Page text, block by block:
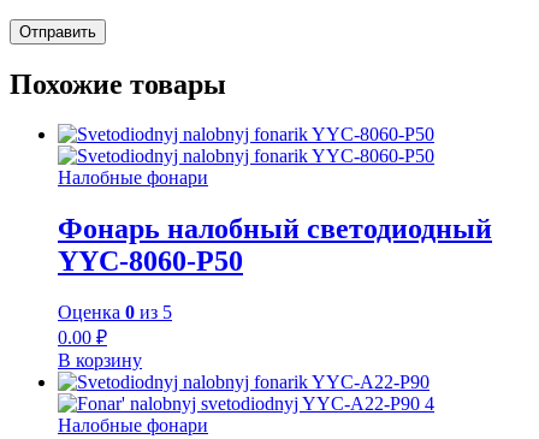
Похожие товары
Налобные фонари
Фонарь налобный светодиодный
YYC-8060-P50
Оценка 0 из 5
0.00 ₽
В корзину
Налобные фонари